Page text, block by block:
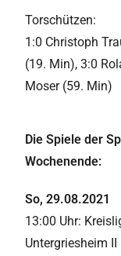
Torschützen:
1:0 Christoph
(19. Min), 3:0
Moser (59. Min)
Die Spiele der
Wochenende:
So, 29.08.2021
13:00 Uhr:
Untergriesheim II